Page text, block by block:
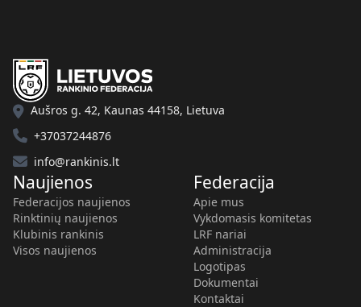
Aušros g. 42, Kaunas 44158, Lietuva
+37037244876
info@rankinis.lt
Naujienos
Federacijos naujienos
Rinktinių naujienos
Klubinis rankinis
Visos naujienos
Federacija
Apie mus
Vykdomasis komitetas
LRF nariai
Administracija
Logotipas
Dokumentai
Kontaktai